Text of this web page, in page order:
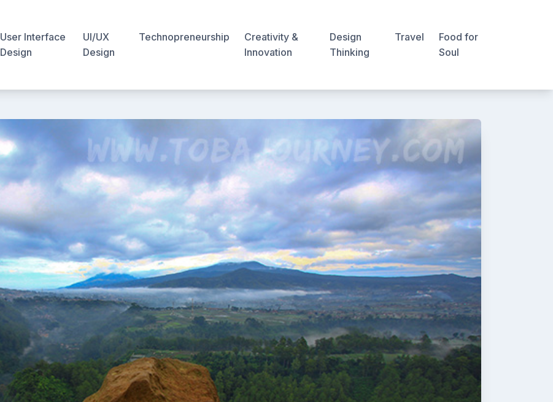
User Interface
Design
UI/UX
Design
Technopreneurship
Creativity &
Innovation
Design
Thinking
Travel
Food for
Soul